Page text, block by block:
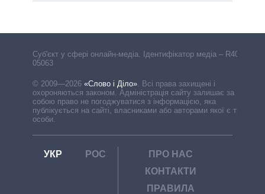
Cуб'єкт у сфері онлайн-медіа. Ідентифікатор медіа – R40-
05063
© 2009—2026 «Слово і Діло» Всі права захищені і
охороняються законом. Адміністрація сайту залишає за
собою право не погоджуватися з інформацією, яка
публікується на сайті, власниками або авторами якої є треті
особи.
УКР РОС
ПРО НАС
КОНТАКТИ
ПРАВИЛА